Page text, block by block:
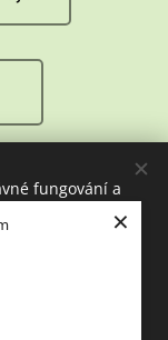
×
fungování a
zajistit tu